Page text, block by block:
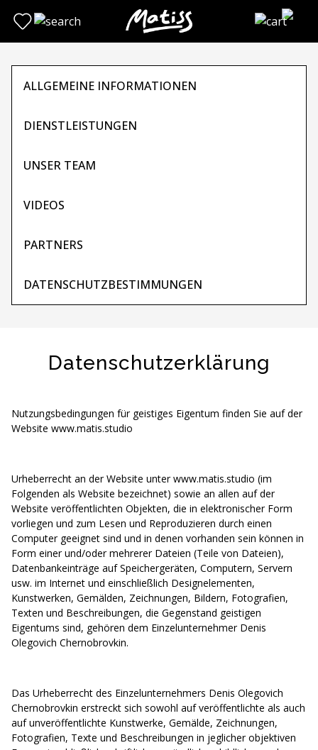
zum
Inhalt
ALLGEMEINE INFORMATIONEN
DIENSTLEISTUNGEN
UNSER TEAM
VIDEOS
PARTNERS
DATENSCHUTZBESTIMMUNGEN
Datenschutzerklärung
Nutzungsbedingungen für geistiges Eigentum finden Sie auf der
Website www.matis.studio
Urheberrecht an der Website unter www.matis.studio (im
Folgenden als Website bezeichnet) sowie an allen auf der
Website veröffentlichten Objekten, die in elektronischer Form
vorliegen und zum Lesen und Reproduzieren durch einen
Computer geeignet sind und in denen vorhanden sein können in
Form einer und/oder mehrerer Dateien (Teile von Dateien),
Datenbankeinträge auf Speichergeräten, Computern, Servern
usw. im Internet und einschließlich Designelementen,
Kunstwerken, Gemälden, Zeichnungen, Bildern, Fotografien,
Texten und Beschreibungen, die Gegenstand geistigen
Eigentums sind, gehören dem Einzelunternehmer Denis
Olegovich Chernobrovkin.
Das Urheberrecht des Einzelunternehmers Denis Olegovich
Chernobrovkin erstreckt sich sowohl auf veröffentlichte als auch
auf unveröffentlichte Kunstwerke, Gemälde, Zeichnungen,
Fotografien, Texte und Beschreibungen in jeglicher objektiven